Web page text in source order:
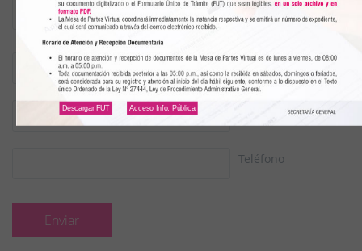
Nombre(*)
Teléfono
Descargar FUT Acceso Info. Pública